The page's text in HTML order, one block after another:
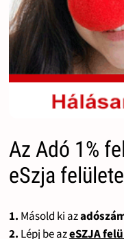
Az Adó 1%
eSzja
1. Másold ki az
2. Lépj be azeSZJA